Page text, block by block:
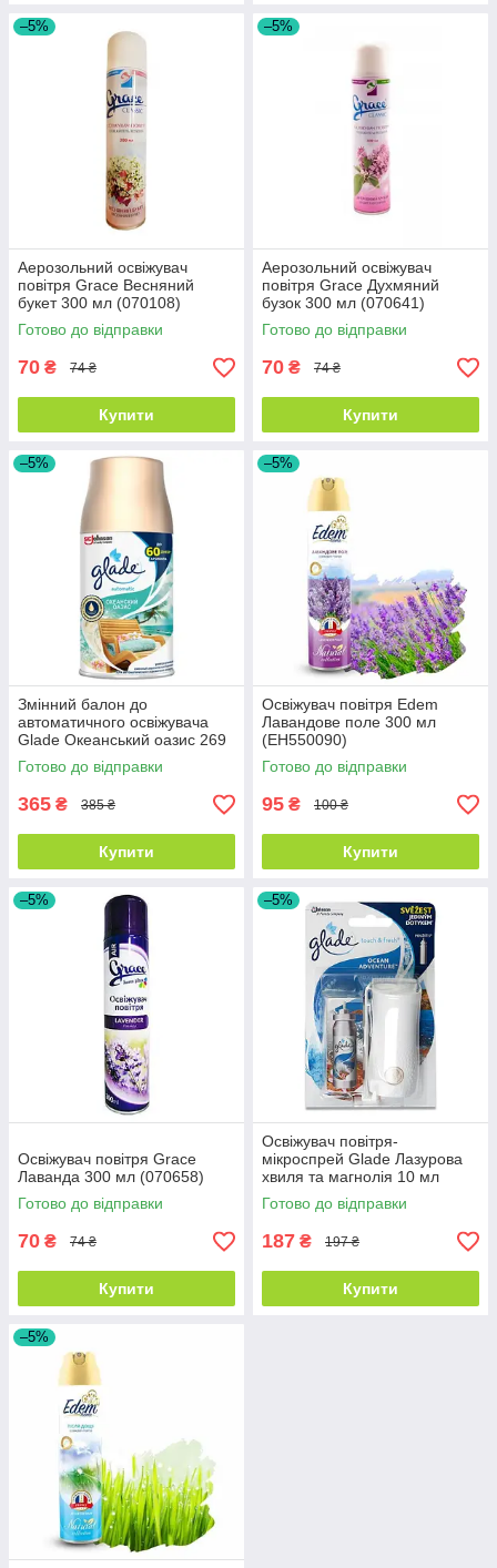
–5%
Аерозольний освіжувач
повітря Grace Весняний
букет 300 мл (070108)
Готово до відправки
70 ₴ 74 ₴
Купити
–5%
Аерозольний освіжувач
повітря Grace Духмяний
бузок 300 мл (070641)
Готово до відправки
70 ₴ 74 ₴
Купити
–5%
Змінний балон до
автоматичного освіжувача
Glade Океанський оазис 269
мл (605089)
Готово до відправки
365 ₴ 385 ₴
Купити
–5%
Освіжувач повітря Edem
Лавандове поле 300 мл
(EH550090)
Готово до відправки
95 ₴ 100 ₴
Купити
–5%
Освіжувач повітря Grace
Лаванда 300 мл (070658)
Готово до відправки
70 ₴ 74 ₴
Купити
–5%
Освіжувач повітря-
мікроспрей Glade Лазурова
хвиля та магнолія 10 мл
(76059)
Готово до відправки
187 ₴ 197 ₴
Купити
–5%